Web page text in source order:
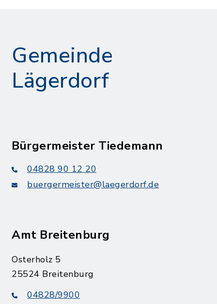
Gemeinde
Lägerdorf
Bürgermeister Tiedemann
04828 90 12 20
buergermeister@laegerdorf.de
Amt Breitenburg
Osterholz 5
25524 Breitenburg
04828/9900